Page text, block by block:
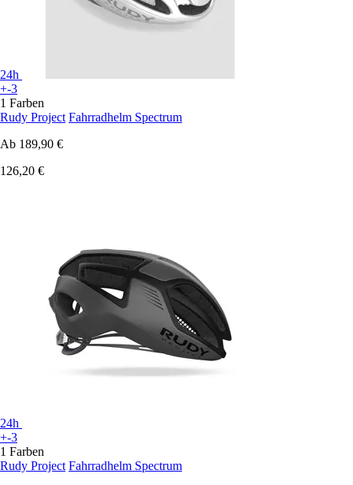
24h
+-3
1 Farben
Rudy Project Fahrradhelm Spectrum
Ab 189,90 €
126,20 €
24h
+-3
1 Farben
Rudy Project Fahrradhelm Spectrum